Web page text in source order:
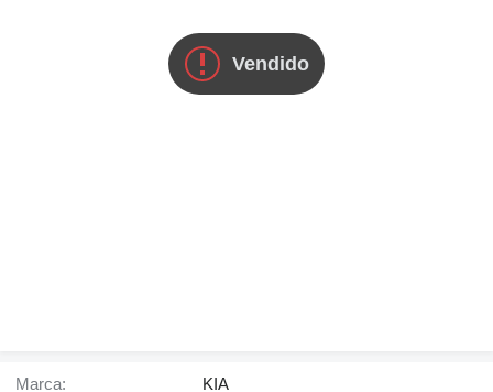
Vendido
Marca: KIA